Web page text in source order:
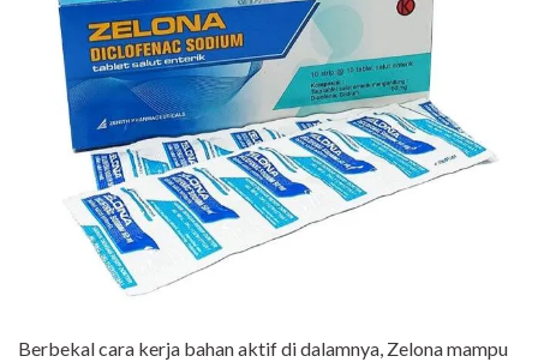
Berbekal cara kerja bahan aktif di dalamnya, Zelona mampu